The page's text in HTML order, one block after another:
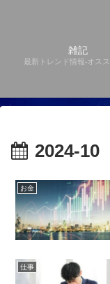
雑記
最新トレンド情報-オス
2024-10
お金
仕事